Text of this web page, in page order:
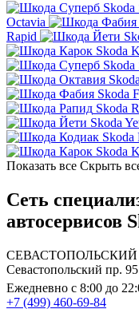
Skoda
Octavia
Rapid
Skoda
Skoda
Skoda
Skoda
Skoda
Skoda
Skoda
Показать все Скрыть
Сеть
автосервисов
СЕВАСТОПОЛЬСКИЙ
Севастопольский пр.
Ежедневно с 8:00 до
+7 (499) 460-69-84